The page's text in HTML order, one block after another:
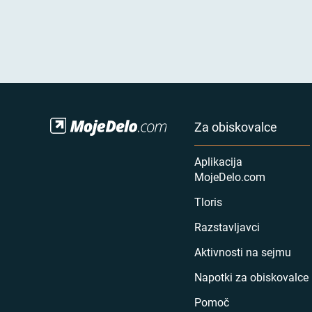
Za obiskovalce
Aplikacija
MojeDelo.com
Tloris
Razstavljavci
Aktivnosti na sejmu
Napotki za obiskovalce
Pomoč